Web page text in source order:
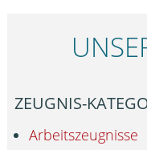
ZEUGNIS-
Arbeitszeugnisse